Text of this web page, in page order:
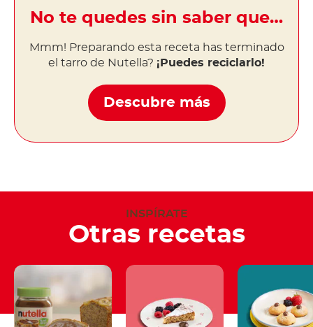
No te quedes sin saber que…
Mmm! Preparando esta receta has terminado
el tarro de Nutella? ¡Puedes reciclarlo!
Descubre más
INSPÍRATE
Otras recetas